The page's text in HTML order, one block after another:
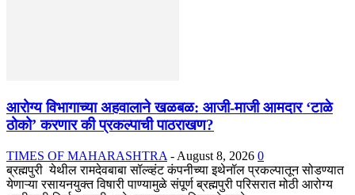
आरोग्य विभागाच्या अहवालाने खळबळ: आजी-माजी आमदार ‘टाळे
ठोको’ करणार की प्रकल्पाची पाठराखण?
TIMES OF MAHARASHTRA - August 8, 2026 0
ब्रह्मपुरी येथील रामदेवबाबा सॉल्व्हंट कंपनीच्या इथेनॉल प्रकल्पातून सोडण्यात
येणाऱ्या रसायनयुक्त विषारी पाण्यामुळे संपूर्ण ब्रह्मपुरी परिसरात मोठी आरोग्य